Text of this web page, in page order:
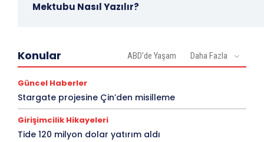
Mektubu Nasıl Yazılır?
Konular ABD'de Yaşam Daha Fazla
Güncel Haberler
Stargate projesine Çin’den misilleme
Girişimcilik Hikayeleri
Tide 120 milyon dolar yatırım aldı